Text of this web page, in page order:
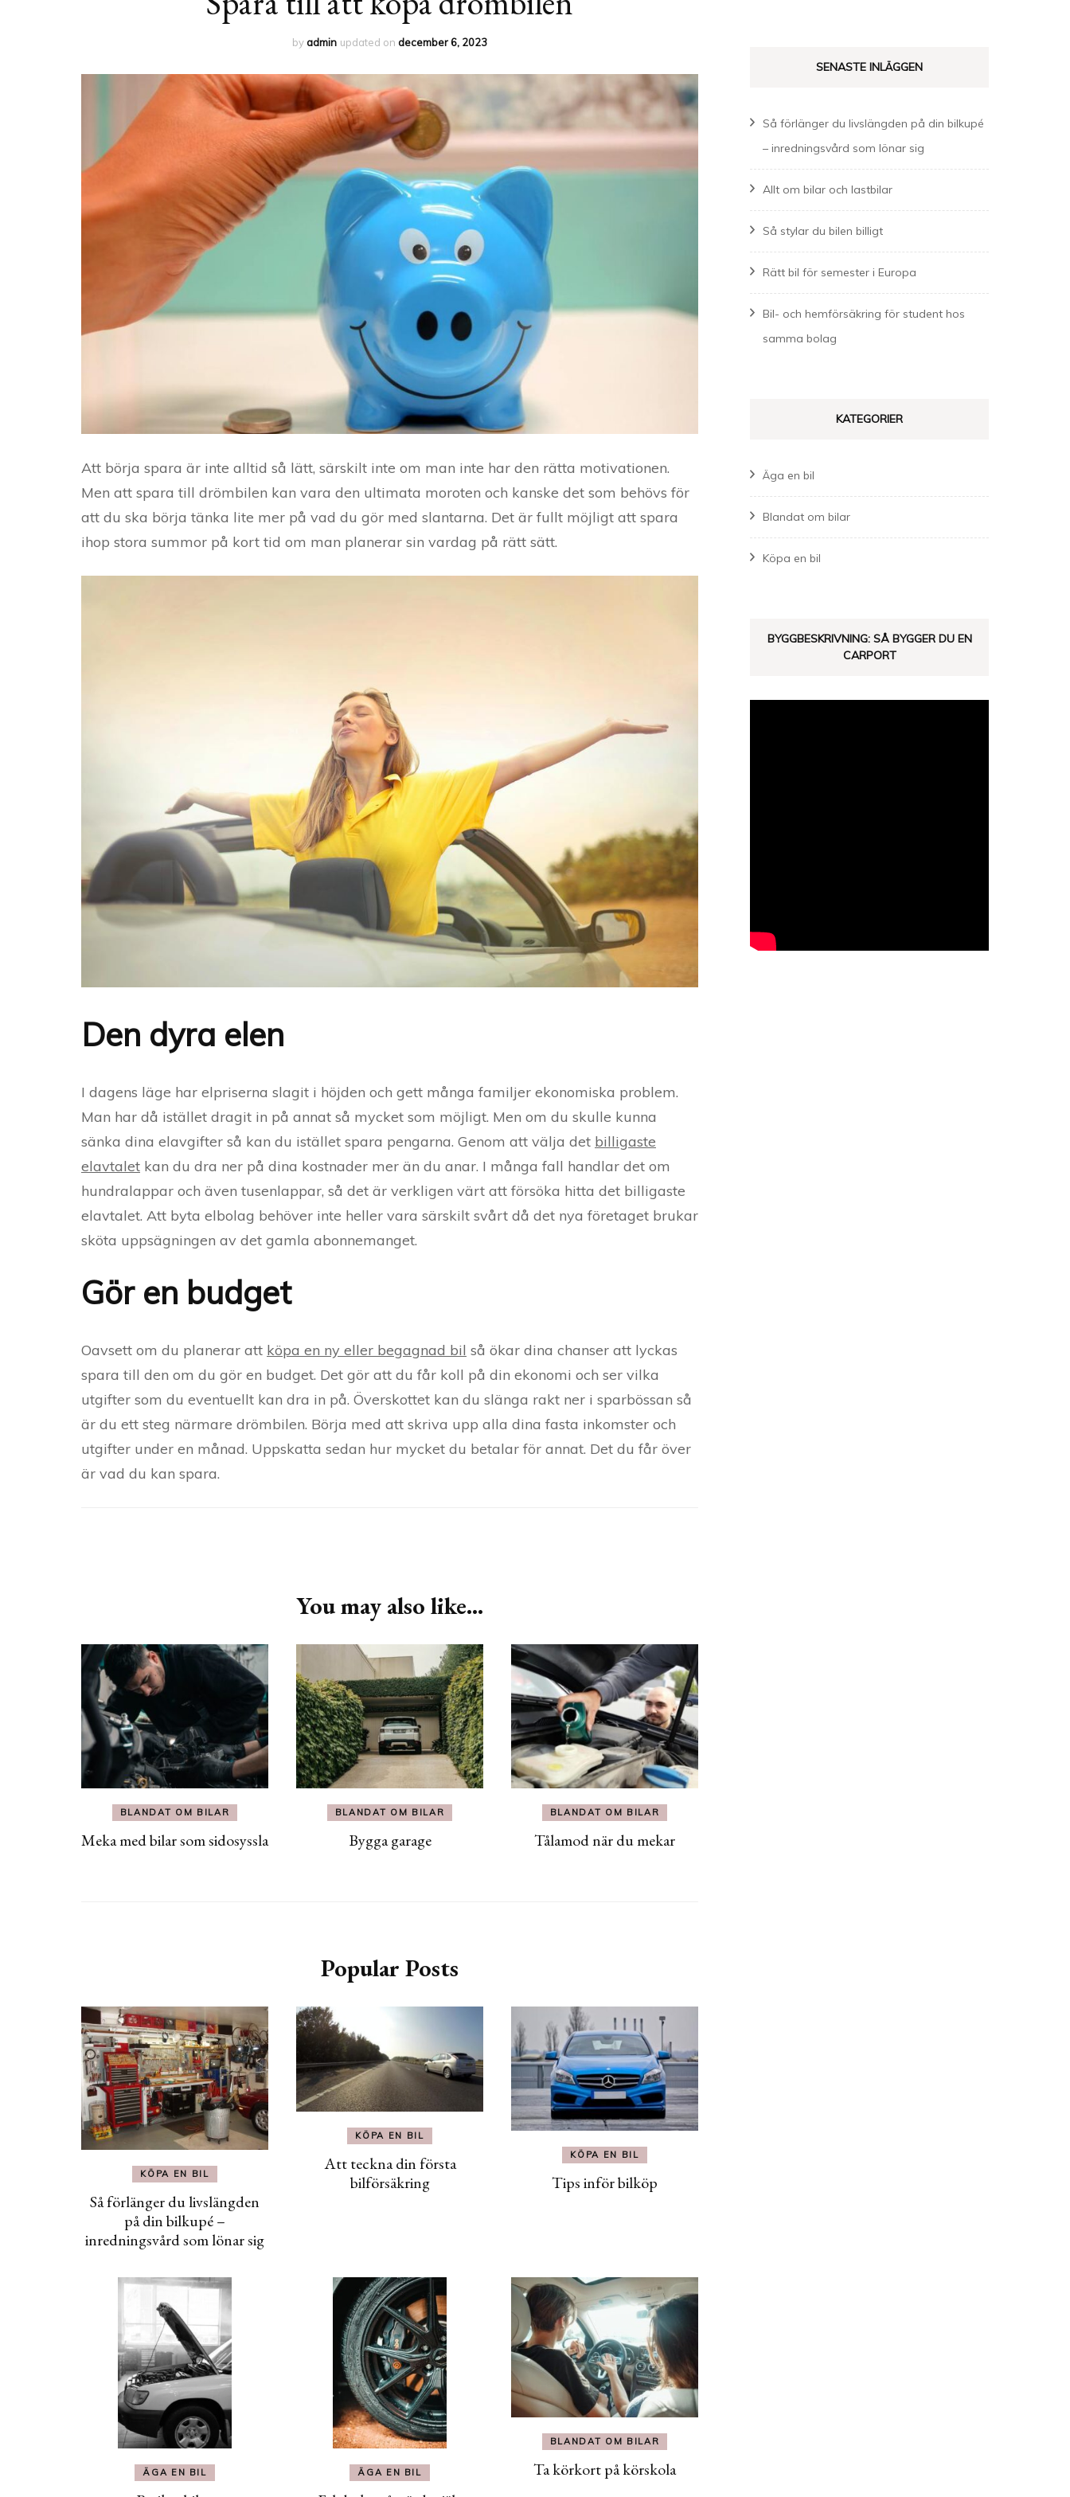
byadmin updated on december 6, 2023
Att börja spara är inte alltid så lätt, särskilt inte om man inte har den rätta motivationen.
Men att spara till drömbilen kan vara den ultimata moroten och kanske det som behövs för
att du ska börja tänka lite mer på vad du gör med slantarna. Det är fullt möjligt att spara
ihop stora summor på kort tid om man planerar sin vardag på rätt sätt.
Den dyra elen
I dagens läge har elpriserna slagit i höjden och gett många familjer ekonomiska problem.
Man har då istället dragit in på annat så mycket som möjligt. Men om du skulle kunna
sänka dina elavgifter så kan du istället spara pengarna. Genom att välja det billigaste
elavtalet kan du dra ner på dina kostnader mer än du anar. I många fall handlar det om
hundralappar och även tusenlappar, så det är verkligen värt att försöka hitta det billigaste
elavtalet. Att byta elbolag behöver inte heller vara särskilt svårt då det nya företaget brukar
sköta uppsägningen av det gamla abonnemanget.
Gör en budget
Oavsett om du planerar att köpa en ny eller begagnad bil så ökar dina chanser att lyckas
spara till den om du gör en budget. Det gör att du får koll på din ekonomi och ser vilka
utgifter som du eventuellt kan dra in på. Överskottet kan du slänga rakt ner i sparbössan så
är du ett steg närmare drömbilen. Börja med att skriva upp alla dina fasta inkomster och
utgifter under en månad. Uppskatta sedan hur mycket du betalar för annat. Det du får över
är vad du kan spara.
You may also like...
BLANDAT OM BILAR
Meka med bilar som sidosyssla
BLANDAT OM BILAR
Bygga garage
BLANDAT OM BILAR
Tålamod när du mekar
Popular Posts
KÖPA EN BIL
Så förlänger du livslängden
på din bilkupé –
inredningsvård som lönar sig
KÖPA EN BIL
Att teckna din första
bilförsäkring
KÖPA EN BIL
Tips inför bilköp
ÄGA EN BIL ÄGA EN BIL
BLANDAT OM BILAR
Ta körkort på körskola
SENASTE INLÄGGEN
Så förlänger du livslängden på din bilkupé
– inredningsvård som lönar sig
Allt om bilar och lastbilar
Så stylar du bilen billigt
Rätt bil för semester i Europa
Bil- och hemförsäkring för student hos
samma bolag
KATEGORIER
Äga en bil
Blandat om bilar
Köpa en bil
BYGGBESKRIVNING: SÅ BYGGER DU EN
CARPORT